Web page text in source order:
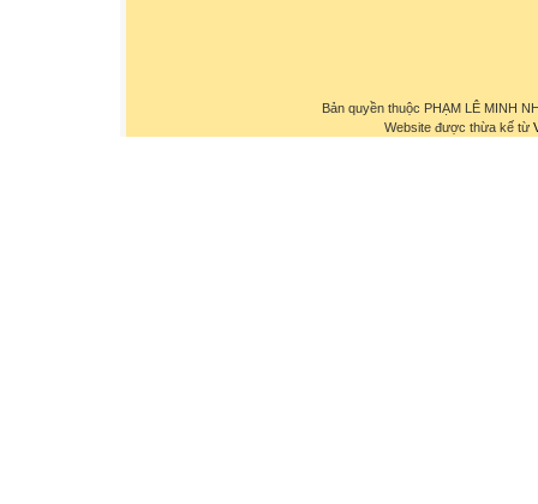
Bản quyền thuộc PHẠM LÊ MINH
Website được thừa kế từ